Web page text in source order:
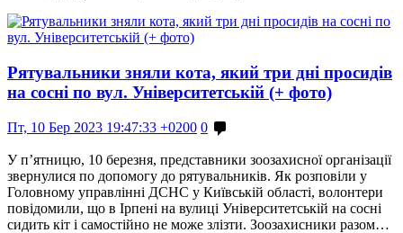
Рятувальники зняли кота, який три дні просидів
на сосні по вул. Університетській (+ фото)
Пт, 10 Бер 2023 19:47:33 +0200 0
У п’ятницю, 10 березня, представники зоозахисної організації
звернулися по допомогу до рятувальників. Як розповіли у
Головному управлінні ДСНС у Київській області, волонтери
повідомили, що в Ірпені на вулиці Університетській на сосні
сидить кіт і самостійно не може злізти. Зоозахисники разом…